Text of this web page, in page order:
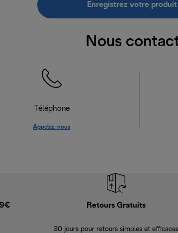
Enregistrez votre produit
Nous
Téléphone
Appelez-nous
Retours Gratuits
30 jours pour retours simples et efficaces